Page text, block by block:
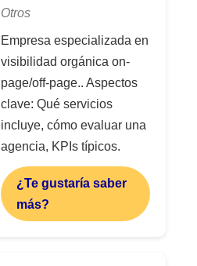
Otros
Empresa especializada en
visibilidad orgánica on-
page/off-page.. Aspectos
clave: Qué servicios
incluye, cómo evaluar una
agencia, KPIs típicos.
¿Te gustaría saber
más?